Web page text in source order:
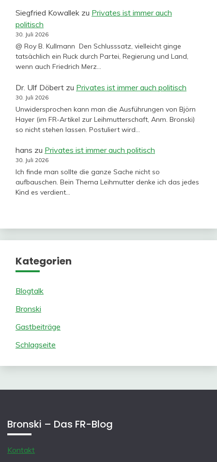
Siegfried Kowallek zu Privates ist immer auch
politisch
30. Juli 2026
@ Roy B. Kullmann Den Schlusssatz, vielleicht ginge
tatsächlich ein Ruck durch Partei, Regierung und Land,
wenn auch Friedrich Merz…
Dr. Ulf Döbert zu Privates ist immer auch politisch
30. Juli 2026
Unwidersprochen kann man die Ausführungen von Björn
Hayer (im FR-Artikel zur Leihmutterschaft, Anm. Bronski)
so nicht stehen lassen. Postuliert wird…
hans zu Privates ist immer auch politisch
30. Juli 2026
Ich finde man sollte die ganze Sache nicht so
aufbauschen. Bein Thema Leihmutter denke ich das jedes
Kind es verdient…
Kategorien
Blogtalk
Bronski
Gastbeiträge
Schlagseite
Bronski – Das FR-Blog
Kontakt